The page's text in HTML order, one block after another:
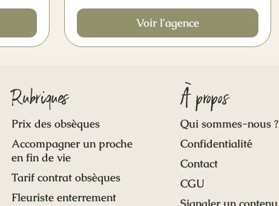
Voir l'agence
Rubriques
Prix des obsèques
Accompagner un proche
en fin de vie
Tarif contrat obsèques
Fleuriste enterrement
À propos
Qui sommes-nous ?
Confidentialité
Contact
CGU